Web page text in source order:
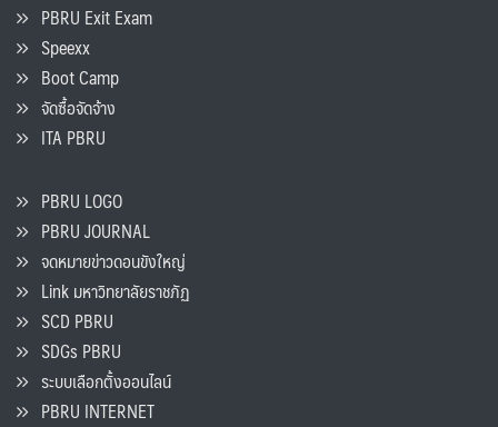
PBRU Exit Exam
Speexx
Boot Camp
จัดซื้อจัดจ้าง
ITA PBRU
PBRU LOGO
PBRU JOURNAL
จดหมายข่าวดอนขังใหญ่
Link มหาวิทยาลัยราชภัฏ
SCD PBRU
SDGs PBRU
ระบบเลือกตั้งออนไลน์
PBRU INTERNET